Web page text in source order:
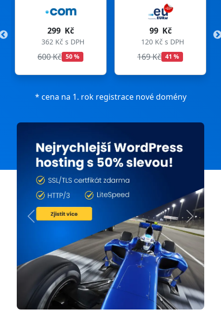
99 Kč
120 Kč s DPH
169 Kč
275 Kč
333 Kč s DPH
299 Kč
* cena na 1. rok registrace nové domény
Previous Next